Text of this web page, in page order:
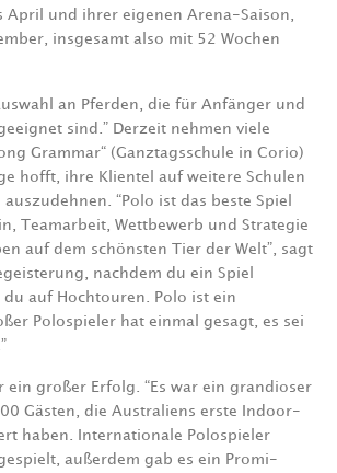
April und ihrer eigenen Arena-Saison,
insgesamt also mit 52 Wochen
an Pferden, die für Anfänger und
sind.” Derzeit nehmen viele
Grammar“ (Ganztagsschule in Corio)
hofft, ihre Klientel auf weitere Schulen
“Polo ist das beste Spiel
Teamarbeit, Wettbewerb und Strategie
auf dem schönsten Tier der Welt”, sagt
nachdem du ein Spiel
auf Hochtouren. Polo ist ein
Polospieler hat einmal gesagt, es sei
ein großer Erfolg. “Es war ein grandioser
Gästen, die Australiens erste Indoor-
haben. Internationale Polospieler
außerdem gab es ein Promi-